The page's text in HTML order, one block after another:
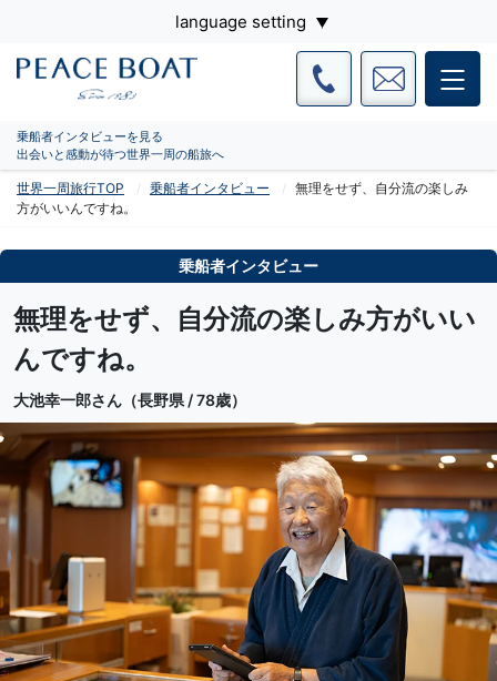
language setting
乗船者インタビューを見る
出会いと感動が待つ世界一周の船旅へ
世界一周旅行TOP 乗船者インタビュー
無理をせず、自分流の楽しみ
方がいいんですね。
乗船者インタビュー
無理をせず、自分流の楽しみ方がいい
んですね。
大池幸一郎さん（長野県 / 78歳）